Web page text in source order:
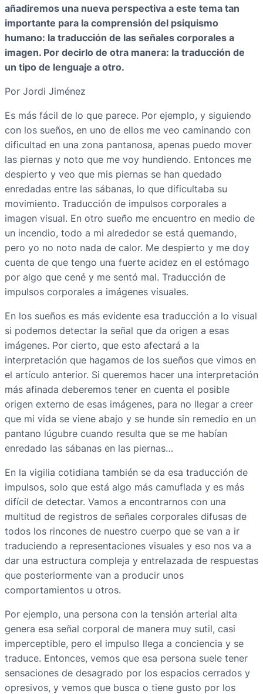
añadiremos una nueva perspectiva a este tema tan
importante para la comprensión del psiquismo
humano: la traducción de las señales corporales a
imagen. Por decirlo de otra manera: la traducción de
un tipo de lenguaje a otro.
Por Jordi Jiménez
Es más fácil de lo que parece. Por ejemplo, y siguiendo
con los sueños, en uno de ellos me veo caminando con
dificultad en una zona pantanosa, apenas puedo mover
las piernas y noto que me voy hundiendo. Entonces me
despierto y veo que mis piernas se han quedado
enredadas entre las sábanas, lo que dificultaba su
movimiento. Traducción de impulsos corporales a
imagen visual. En otro sueño me encuentro en medio de
un incendio, todo a mi alrededor se está quemando,
pero yo no noto nada de calor. Me despierto y me doy
cuenta de que tengo una fuerte acidez en el estómago
por algo que cené y me sentó mal. Traducción de
impulsos corporales a imágenes visuales.
En los sueños es más evidente esa traducción a lo visual
si podemos detectar la señal que da origen a esas
imágenes. Por cierto, que esto afectará a la
interpretación que hagamos de los sueños que vimos en
el artículo anterior. Si queremos hacer una interpretación
más afinada deberemos tener en cuenta el posible
origen externo de esas imágenes, para no llegar a creer
que mi vida se viene abajo y se hunde sin remedio en un
pantano lúgubre cuando resulta que se me habían
enredado las sábanas en las piernas…
En la vigilia cotidiana también se da esa traducción de
impulsos, solo que está algo más camuflada y es más
difícil de detectar. Vamos a encontrarnos con una
multitud de registros de señales corporales difusas de
todos los rincones de nuestro cuerpo que se van a ir
traduciendo a representaciones visuales y eso nos va a
dar una estructura compleja y entrelazada de respuestas
que posteriormente van a producir unos
comportamientos u otros.
Por ejemplo, una persona con la tensión arterial alta
genera esa señal corporal de manera muy sutil, casi
imperceptible, pero el impulso llega a conciencia y se
traduce. Entonces, vemos que esa persona suele tener
sensaciones de desagrado por los espacios cerrados y
opresivos, y vemos que busca o tiene gusto por los